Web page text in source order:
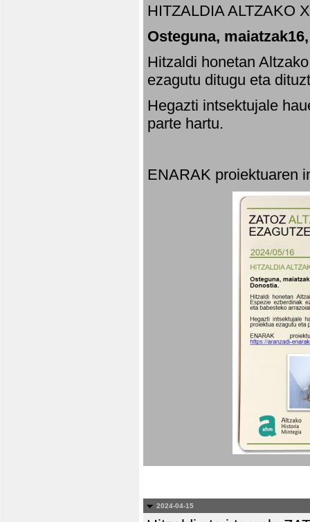
HITZALDIA ALTZAKO
Osteguna,
Hitzaldi honetan
ezagutu ditugu eta
Hegazti intsektujale
parte hartu.
ENARAK proiektuaren
2024-04-15